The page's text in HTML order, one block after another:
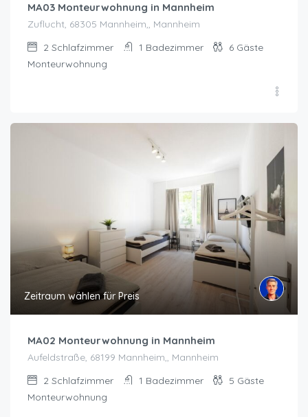
MA03 Monteurwohnung in Mannheim
Zuflucht, 68305 Mannheim,, Mannheim
2 Schlafzimmer 1 Badezimmer 6 Gäste
Monteurwohnung
Zeitraum wählen für Preis
MA02 Monteurwohnung in Mannheim
Aufeldstraße, 68199 Mannheim,, Mannheim
2 Schlafzimmer 1 Badezimmer 5 Gäste
Monteurwohnung